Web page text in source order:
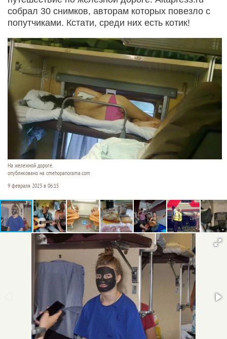
собрал 30 снимков, авторам которых повезло с
попутчиками. Кстати, среди них есть котик!
На жележной дороге.
опубликовано на cmehopanorama.com
9 февраля 2023 в 06:15